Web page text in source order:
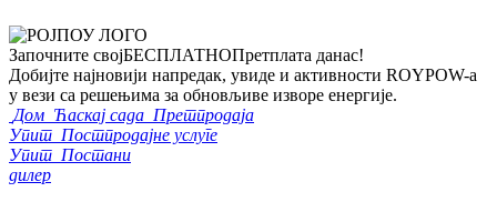
Започните својБЕСПЛАТНОПретплата данас!
Добијте најновији напредак, увиде и активности ROYPOW-а
у вези са решењима за обновљиве изворе енергије.
Дом Ћаскај сада Претпродаја
Упит Постпродајне услуге
Упит Постани
дилер